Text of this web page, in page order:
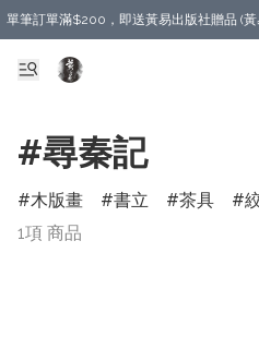
單筆訂單滿$200，即送黃易出版社贈品 (
#尋秦記
木版畫 書立 茶具
1項 商品